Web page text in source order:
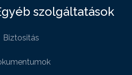
szolgáltatások
Biztositás